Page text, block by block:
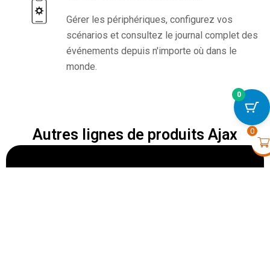
Gérer les périphériques, configurez vos
scénarios et consultez le journal complet des
événements depuis n'importe où dans le
monde.
Autres lignes de produits Ajax
0
0
TurretCam (8 Mp/2,8